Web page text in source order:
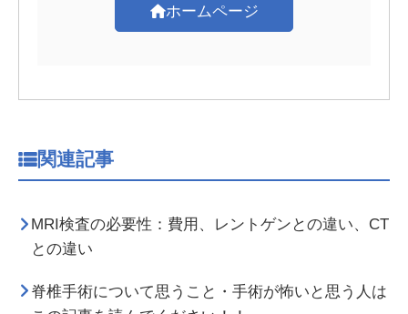
ホームページ
関連記事
MRI検査の必要性：費用、レントゲンとの違い、CT
との違い
脊椎手術について思うこと・手術が怖いと思う人は